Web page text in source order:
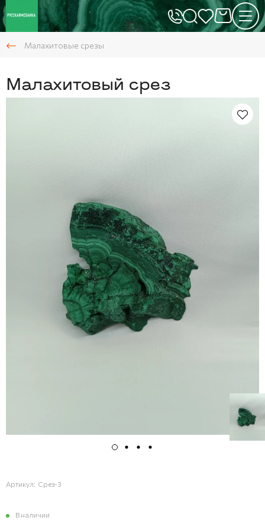
Малахитовые срезы
Малахитовый срез
Артикул: Срез-3
В наличии